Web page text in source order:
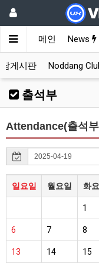
메인 News
게시판 Noddang
출석부
Attendance(출석
일요일 월요일 화
1
6 7 8
13 14 15